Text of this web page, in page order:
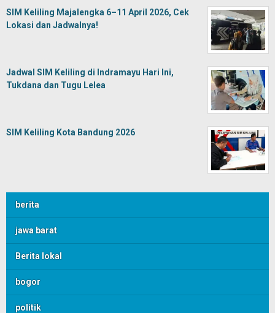
SIM Keliling Majalengka 6–11 April 2026, Cek
Lokasi dan Jadwalnya!
Jadwal SIM Keliling di Indramayu Hari Ini,
Tukdana dan Tugu Lelea
SIM Keliling Kota Bandung 2026
berita
jawa barat
Berita lokal
bogor
politik